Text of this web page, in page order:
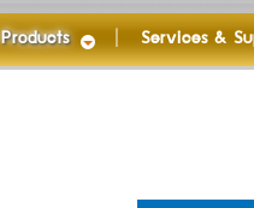
Products Services &